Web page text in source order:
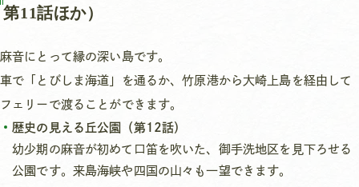
第11話ほか）
麻音にとって縁の深い島です。
車で「とびしま海道」を通るか、竹原港から大崎上島を経由して
フェリーで渡ることができます。
歴史の見える丘公園（第12話）
幼少期の麻音が初めて口笛を吹いた、御手洗地区を見下ろせる
公園です。来島海峡や四国の山々も一望できます。